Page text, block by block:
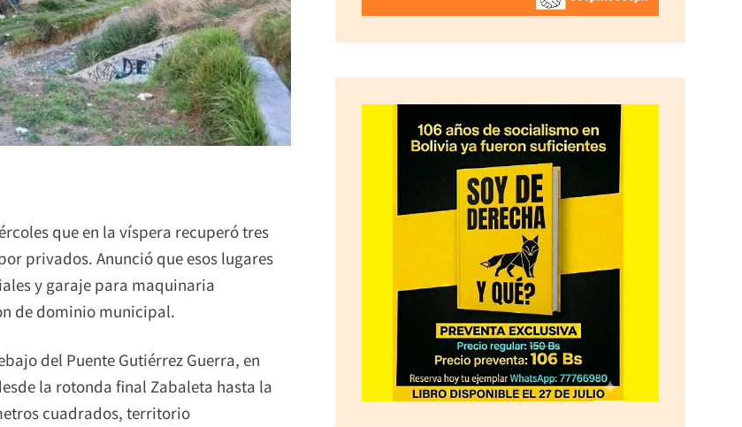
que en la víspera recuperó tres
privados. Anunció que esos lugares
y garaje para maquinaria
de dominio municipal.
del Puente Gutiérrez Guerra, en
la rotonda final Zabaleta hasta la
cuadrados, territorio